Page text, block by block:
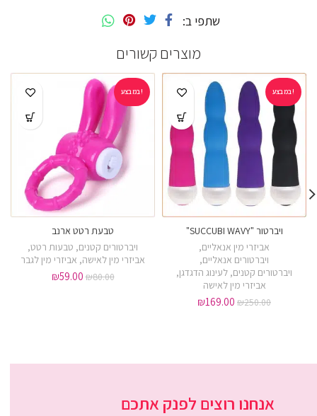
שתפי ב
מוצרים קשורים
במבצע!
ויברטור "SUCCUBI WAVY"
אביזרי מין אנאליים,
ויברטורים אנאליים,
ויברטורים קטנים, לעינוג הדגדגן,
אביזרי מין לאישה
₪250.00
₪169.00
במבצע!
טבעת רטט ארנב
ויברטורים קטנים, טבעות רטט,
אביזרי מין לאישה, אביזרי מין לגבר
₪80.00
₪59.00
אנחנו רוצים לפנק אתכם